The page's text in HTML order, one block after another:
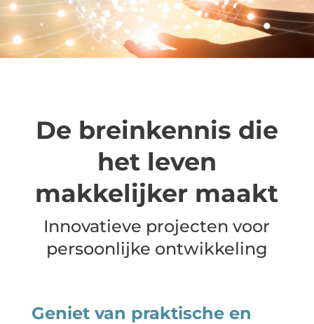
De breinkennis die
het leven
makkelijker maakt
Innovatieve projecten voor
persoonlijke ontwikkeling
Geniet van praktische en